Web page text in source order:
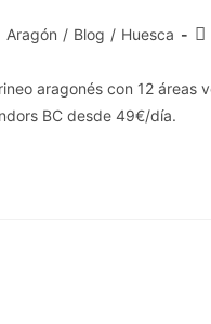
Aragón / Blog / Huesca
aragonés con 12
BC desde 49€/día.